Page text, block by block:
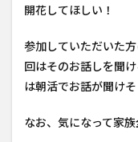
開花してほしい！
参加していただいた
回はそのお話しを聞
は朝活でお話が聞け
なお、気になって家族